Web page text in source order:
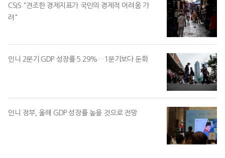
CSIS "견조한 경제지표가 국민의 경제적 어려움 가
려"
인니 2분기 GDP 성장률 5.29%…1분기보다 둔화
인니 정부, 올해 GDP 성장률 높을 것으로 전망